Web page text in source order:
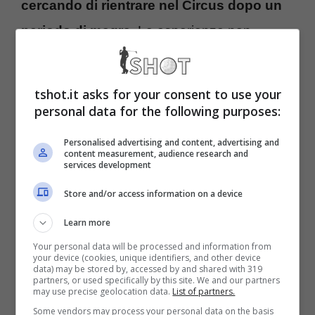
cercando di rientrare nel Circus dopo un
periodo di magra. Le esperienze non
esaltanti con la Haas non sono bastate per
una delle scuderie partecipanti.
Schumacher junior tenta la
scalata: due scuderie lo
cercano per il 2025
La carriera da pilota di F1 di Mick
Schumacher si è dunque bloccata dopo le
tshot.it asks for your consent to use your
personal data for the following purposes:
Personalised advertising and content, advertising and
content measurement, audience research and
services development
Store and/or access information on a device
Learn more
Your personal data will be processed and information from
your device (cookies, unique identifiers, and other device
data) may be stored by, accessed by and shared with 319
partners, or used specifically by this site. We and our partners
may use precise geolocation data. List of partners.
Some vendors may process your personal data on the basis